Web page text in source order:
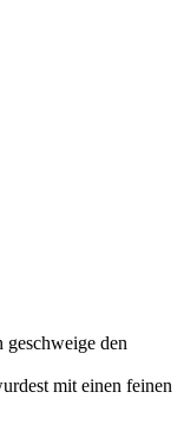
geschweige den
mit einen feinen